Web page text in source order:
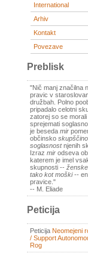
International
Arhiv
Kontakt
Povezave
Preblisk
"Nič manj značilna
pravic v
družbah. Polno
pripadalo celotni
zatorej so se
sprejemati
je beseda mir
občinsko skupščino
soglasnostnjenih
Izraz mir odseva
katerem je imel
skupnosti --
tako kot moški--
pravice."
-- M. Eliade
Peticija
Peticija Neomejeni
/ Support
Rog